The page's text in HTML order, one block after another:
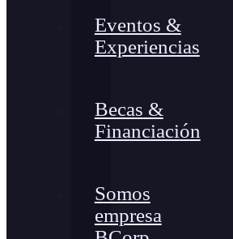
Eventos &
Experiencias
Becas &
Financiación
Somos
empresa